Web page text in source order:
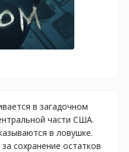
в загадочном
части США.
в ловушке.
сохранение остатков